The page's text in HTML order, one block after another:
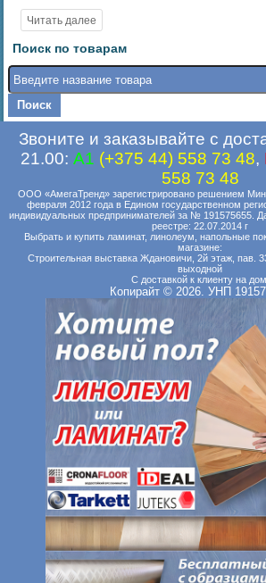
Поиск по товарам
Звоните и заказывайте с
21.00: A1 (+375 44) 558 73 48,
558 73 48
ООО «АмегаТренд» зарегистрировано решением
февраля 2012 года в Едином государственном
индивидуальных предпринимателей за № 191575655.
реестре: 22.07.2014 г
Выбрать и купить ламинат, линолеум, напольные
магазине:
Строительная выставка Ждановичи, 2й этаж, пав.
выходной
С доставкой к клиенту на
Копирайт © 2026. УНП